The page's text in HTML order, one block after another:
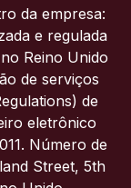
da empresa:
e regulada
Reino Unido
de serviços
de
eletrônico
Número de
Street, 5th